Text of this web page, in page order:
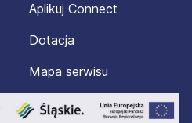
Aplikuj Connect
Dotacja
Mapa serwisu